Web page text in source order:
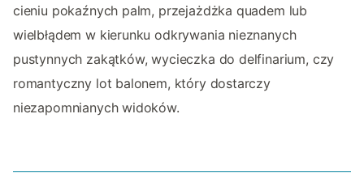
cieniu pokaźnych palm, przejażdżka quadem lub
wielbłądem w kierunku odkrywania nieznanych
pustynnych zakątków, wycieczka do delfinarium, czy
romantyczny lot balonem, który dostarczy
niezapomnianych widoków.